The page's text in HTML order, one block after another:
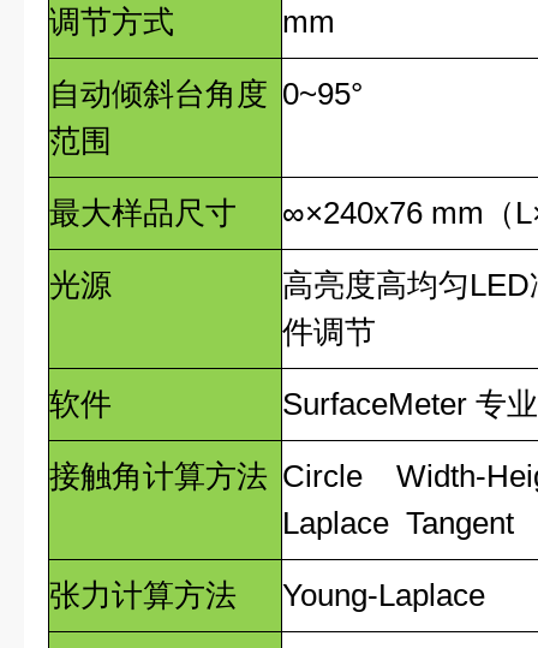
调节方式
mm
自动倾斜台角度
范围
0~95°
最大样品尺寸 ∞×240x76 mm （
光源
高亮度高均匀LED
件调节
软件
SurfaceMeter 专
接触角计算方法 Circle Width-
Laplace Tangent
张力计算方法
Young-Laplace